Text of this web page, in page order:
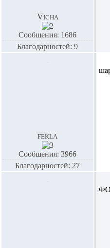
Vicha
Сообщения: 1686
Благодарностей: 9
fekla
Сообщения: 3966
Благодарностей: 27